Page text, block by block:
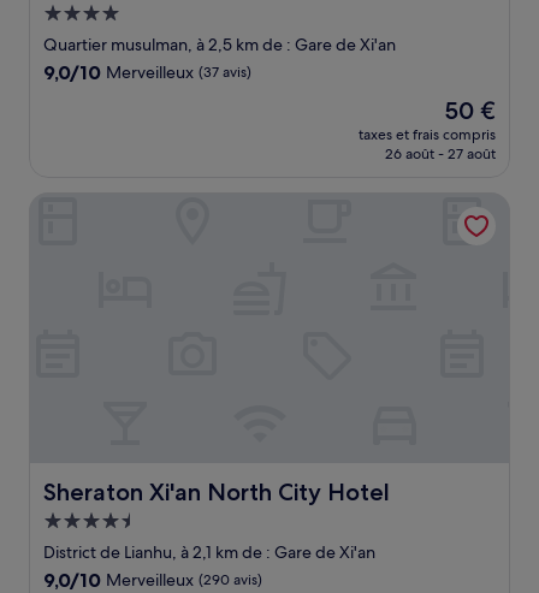
Hébergement
4.0 étoiles
Quartier musulman, à 2,5 km de : Gare de Xi'an
9.0
9,0/10 Merveilleux (37 avis)
Le
nouveau
prix
de
50 €
50 €
taxes et frais compris
26 août - 27 août
Sheraton Xi'an North City Hotel
Sheraton Xi'an North City Hotel
Hébergement
4.5 étoiles
District de Lianhu, à 2,1 km de : Gare de Xi'an
9.0
9,0/10 Merveilleux (290 avis)